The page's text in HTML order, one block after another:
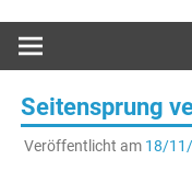
Seitensprung
Veröffentlicht am 18/